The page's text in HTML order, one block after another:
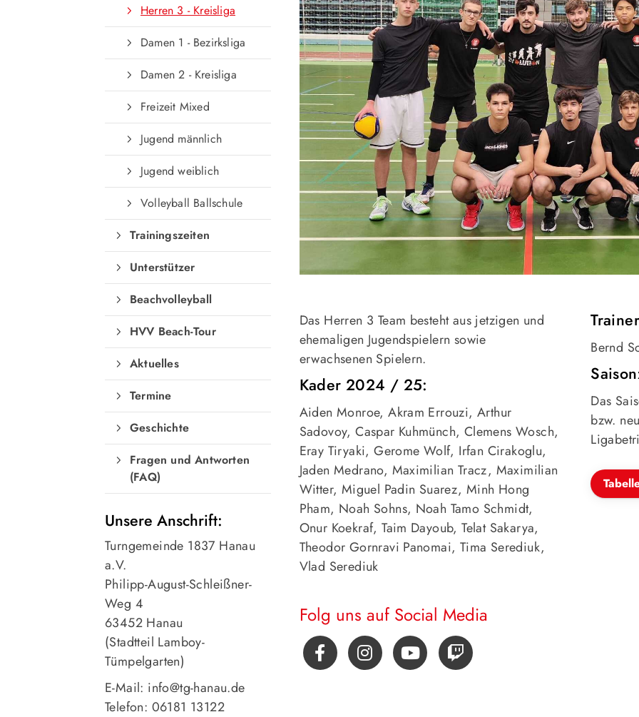
Das Herren 3 Team besteht aus jetzigen und
ehemaligen Jugendspielern sowie
erwachsenen Spielern.
Kader 2024 / 25:
Aiden Monroe, Akram Errouzi, Arthur
Sadovoy, Caspar Kuhmünch, Clemens Wosch,
Eray Tiryaki, Gerome Wolf, Irfan Cirakoglu,
Jaden Medrano, Maximilian Tracz, Maximilian
Witter, Miguel Padin Suarez, Minh Hong
Pham, Noah Sohns, Noah Tamo Schmidt,
Onur Koekraf, Taim Dayoub, Telat Sakarya,
Theodor Gornravi Panomai, Tima Serediuk,
Vlad Serediuk
Bernd
Das
bzw.
Folg uns auf Social Media
Herren 3 - Kreisliga
Damen 1 - Bezirksliga
Damen 2 - Kreisliga
Freizeit Mixed
Jugend männlich
Jugend weiblich
Volleyball Ballschule
Trainingszeiten
Unterstützer
Beachvolleyball
HVV Beach-Tour
Aktuelles
Termine
Geschichte
Fragen und Antworten
(FAQ)
Unsere Anschrift:
Turngemeinde 1837 Hanau
a.V.
Philipp-August-Schleißner-
Weg 4
63452 Hanau
(Stadtteil Lamboy-
Tümpelgarten)
E-Mail: info@tg-hanau.de
Telefon: 06181 13122
Philipp-
63452